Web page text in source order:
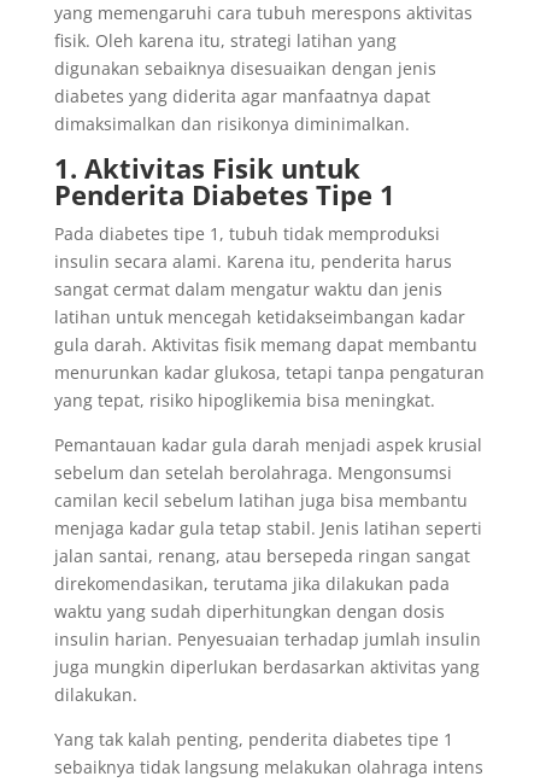
yang memengaruhi cara tubuh merespons aktivitas
fisik. Oleh karena itu, strategi latihan yang
digunakan sebaiknya disesuaikan dengan jenis
diabetes yang diderita agar manfaatnya dapat
dimaksimalkan dan risikonya diminimalkan.
1. Aktivitas Fisik untuk
Penderita Diabetes Tipe 1
Pada diabetes tipe 1, tubuh tidak memproduksi
insulin secara alami. Karena itu, penderita harus
sangat cermat dalam mengatur waktu dan jenis
latihan untuk mencegah ketidakseimbangan kadar
gula darah. Aktivitas fisik memang dapat membantu
menurunkan kadar glukosa, tetapi tanpa pengaturan
yang tepat, risiko hipoglikemia bisa meningkat.
Pemantauan kadar gula darah menjadi aspek krusial
sebelum dan setelah berolahraga. Mengonsumsi
camilan kecil sebelum latihan juga bisa membantu
menjaga kadar gula tetap stabil. Jenis latihan seperti
jalan santai, renang, atau bersepeda ringan sangat
direkomendasikan, terutama jika dilakukan pada
waktu yang sudah diperhitungkan dengan dosis
insulin harian. Penyesuaian terhadap jumlah insulin
juga mungkin diperlukan berdasarkan aktivitas yang
dilakukan.
Yang tak kalah penting, penderita diabetes tipe 1
sebaiknya tidak langsung melakukan olahraga intens